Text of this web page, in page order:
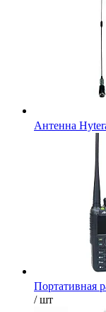
Антенна
Портативная
/ шт